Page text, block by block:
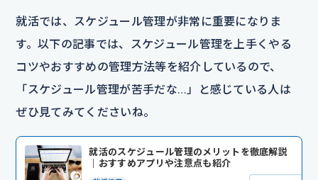
就活では、スケジュール管理が非常に重要になりま
す。以下の記事では、スケジュール管理を上手くやる
コツやおすすめの管理方法等を紹介しているので、
「スケジュール管理が苦手だな…」と感じている人は
ぜひ見てみてくださいね。
就活のスケジュール管理のメリットを徹底解説
｜おすすめアプリや注意点も紹介